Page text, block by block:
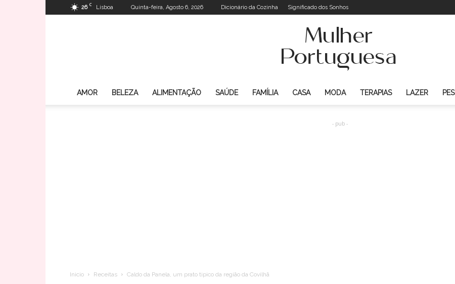
26 C Lisboa Quinta-feira, Agosto 6, 2026 Dicionário da Cozinha Significado dos Sonhos
AMOR BELEZA ALIMENTAÇÃO SAÚDE FAMÍLIA CASA MODA TERAPIAS LAZER
- pub -
Inicio Receitas
Caldo da Panela, um prato tipico da região da Covilhã